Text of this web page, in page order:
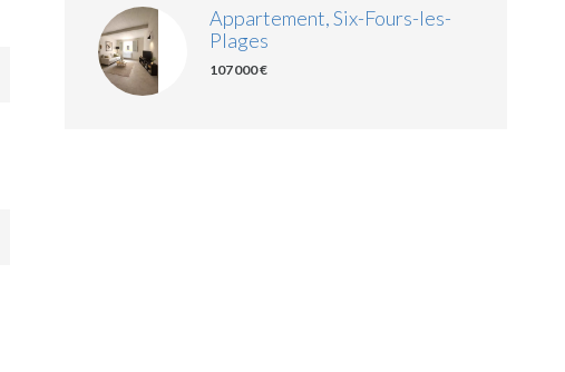
Appartement, Six-Fours-les-
Plages
107 000 €